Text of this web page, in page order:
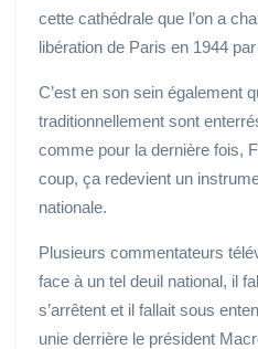
cette cathédrale que l’on a
libération de Paris en 1944
C’est en son sein également
traditionnellement sont
comme pour la dernière fois,
coup, ça redevient un
nationale.
Plusieurs commentateurs
face à un tel deuil national, il
s’arrêtent et il fallait sous
unie derrière le président